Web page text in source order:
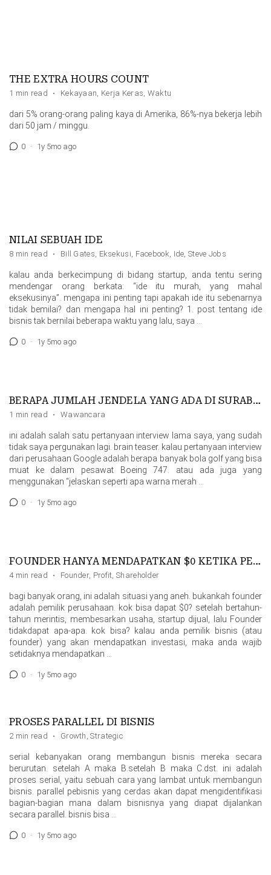
THE EXTRA HOURS COUNT
1 min read · Kekayaan, Kerja Keras, Waktu
dari 5% orang-orang paling kaya di Amerika, 86%-nya bekerja lebih
dari 50 jam / minggu.
0 · 1y 5mo ago
NILAI SEBUAH IDE
8 min read · Bill Gates, Eksekusi, Facebook, Ide,Steve Jobs
kalau anda berkecimpung di bidang startup, anda tentu sering
mendengar orang berkata: “ide itu murah, yang mahal
eksekusinya”. mengapa ini penting tapi apakah ide itu sebenarnya
tidak bemilai? dan mengapa hal ini penting? 1. post tentang ide
bisnis tak bernilai beberapa waktu yang lalu, saya …
0 · 1y 5mo ago
BERAPA JUMLAH JENDELA YANG ADA DI SURABAYA?
1 min read · Wawancara
ini adalah salah satu pertanyaan interview lama saya, yang sudah
tidak saya pergunakan lagi. brain teaser. kalau pertanyaan interview
dari perusahaan Google adalah berapa banyak bola golf yang bisa
muat ke dalam pesawat Boeing 747. atau ada juga yang
menggunakan “jelaskan seperti apa warna merah …
0 · 1y 5mo ago
FOUNDER HANYA MENDAPATKAN $0 KETIKA PERUSAHAANNYA DIJUAL
4 min read · Founder, Profit,Shareholder
bagi banyak orang, ini adalah situasi yang aneh. bukankah founder
adalah pemilik perusahaan. kok bisa dapat $0? setelah bertahun-
tahun merintis, membesarkan usaha, startup dijual, lalu Founder
tidakdapat apa-apa. kok bisa? kalau anda pemilik bisnis (atau
founder) yang akan mendapatkan investasi, maka anda wajib
setidaknya mendapatkan …
0 · 1y 5mo ago
PROSES PARALLEL DI BISNIS
2 min read · Growth ,Strategic
serial kebanyakan orang membangun bisnis mereka secara
berurutan. setelah A maka B.setelah B maka C.dst. ini adalah
proses serial, yaitu sebuah cara yang lambat untuk membangun
bisnis. parallel pebisnis yang cerdas akan dapat mengidentifikasi
bagian-bagian mana dalam bisnisnya yang diapat dijalankan
secara parallel. bisnis bisa …
0 · 1y 5mo ago